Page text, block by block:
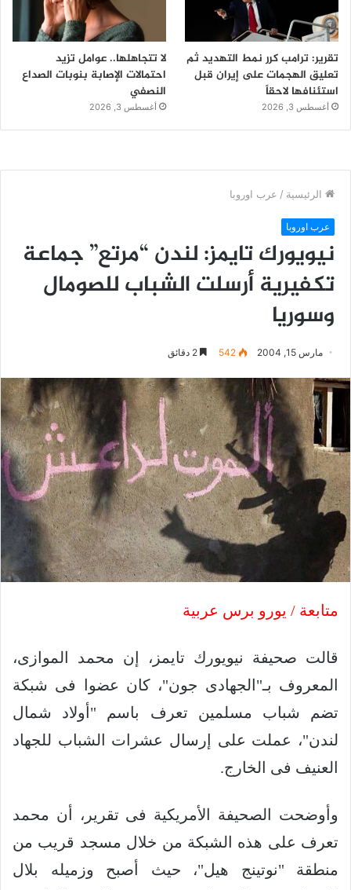
تقرير: ترامب كرر نمط التهديد ثم
تعليق الهجمات على إيران قبل
استئنافها لاحقاً
أغسطس 3, 2026
لا تتجاهلها.. عوامل تزيد
احتمالات الإصابة بنوبات الصداع
النصفي
أغسطس 3, 2026